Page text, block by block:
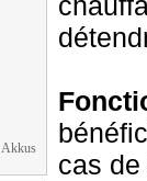
Akkus
cas de